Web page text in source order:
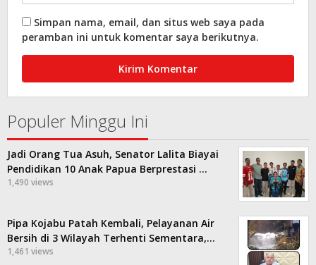
Simpan nama, email, dan situs web saya pada
peramban ini untuk komentar saya berikutnya.
Populer Minggu Ini
Jadi Orang Tua Asuh, Senator Lalita Biayai
Pendidikan 10 Anak Papua Berprestasi …
1,490 views
Pipa Kojabu Patah Kembali, Pelayanan Air
Bersih di 3 Wilayah Terhenti Sementara,…
1,461 views